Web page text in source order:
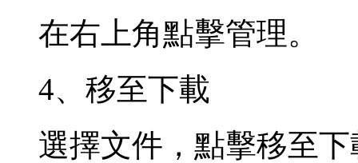
在右上角點擊管理。
4、移至下載
選擇文件，點擊移至